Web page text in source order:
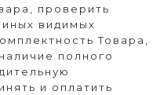
проверить
видимых
Товара,
полного
и оплатить